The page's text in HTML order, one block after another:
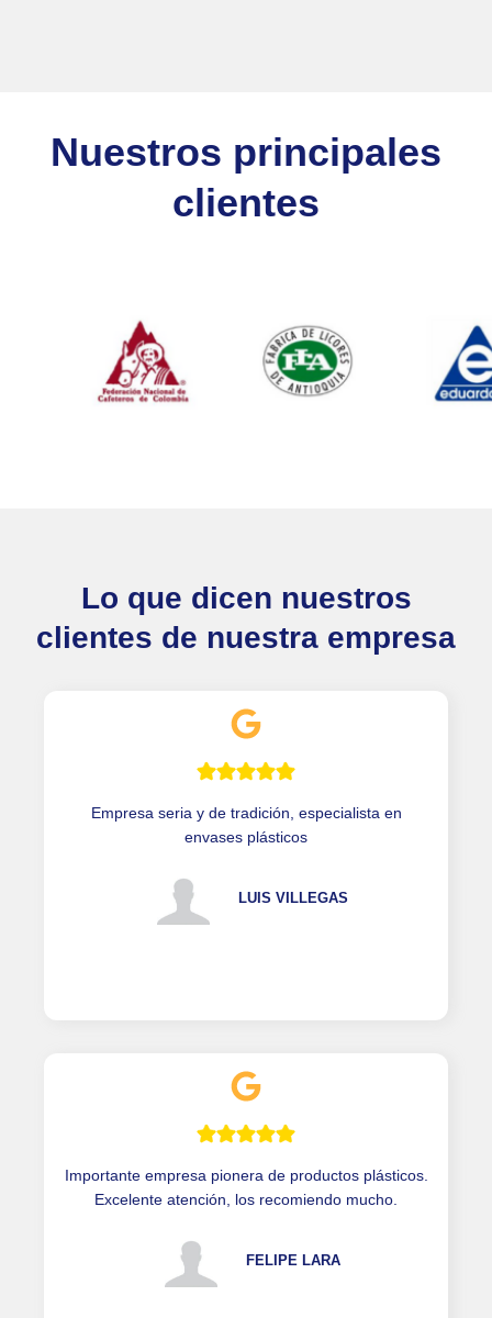
Nuestros principales
clientes
Lo que dicen nuestros
clientes de nuestra empresa
Empresa seria y de tradición, especialista en
envases plásticos
LUIS VILLEGAS
Importante empresa pionera de productos plásticos.
Excelente atención, los recomiendo mucho.
FELIPE LARA